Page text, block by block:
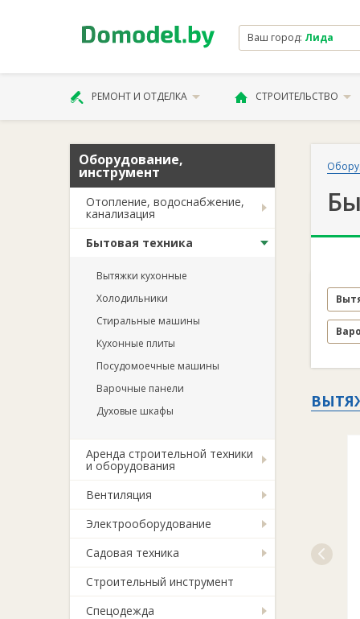
Ваш город: Лида
РЕМОНТ И ОТДЕЛКА СТРОИТЕЛЬСТВО
Оборудование,
инструмент
Отопление, водоснабжение,
канализация
Бытовая техника
Вытяжки кухонные
Холодильники
Стиральные машины
Кухонные плиты
Посудомоечные машины
Варочные панели
Духовые шкафы
Аренда строительной техники
и оборудования
Вентиляция
Электрооборудование
Садовая техника
Строительный инструмент
Спецодежда